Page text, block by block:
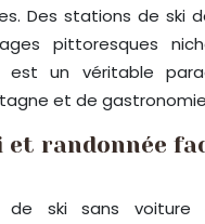
Des stations de ski
pittoresques
est un véritable
et de
randonnée
de ski sans